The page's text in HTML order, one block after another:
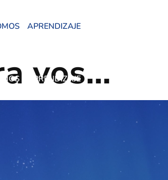
APRENDIZAJE
APRENDIZAJE
vos…